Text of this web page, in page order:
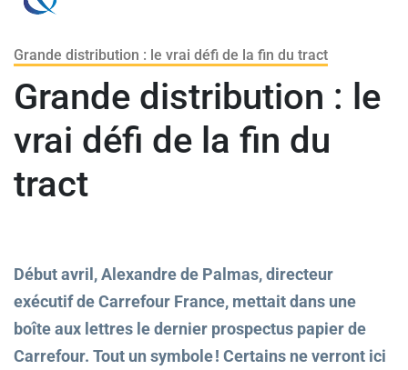
Grande distribution : le vrai défi de la fin du tract
Grande distribution : le
vrai défi de la fin du
tract
Début avril, Alexandre de Palmas, directeur
exécutif de Carrefour France, mettait dans une
boîte aux lettres le dernier prospectus papier de
Carrefour. Tout un symbole ! Certains ne verront ici